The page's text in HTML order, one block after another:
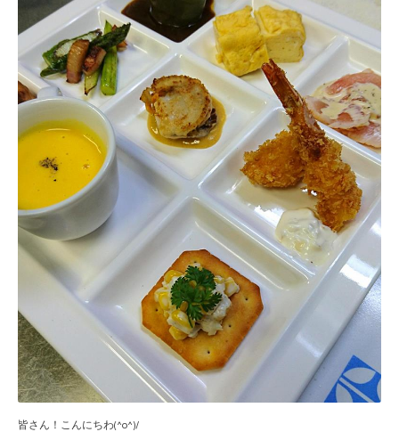
皆さん！こんにちわ(^o^)/